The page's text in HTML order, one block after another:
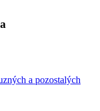
a pozostalých